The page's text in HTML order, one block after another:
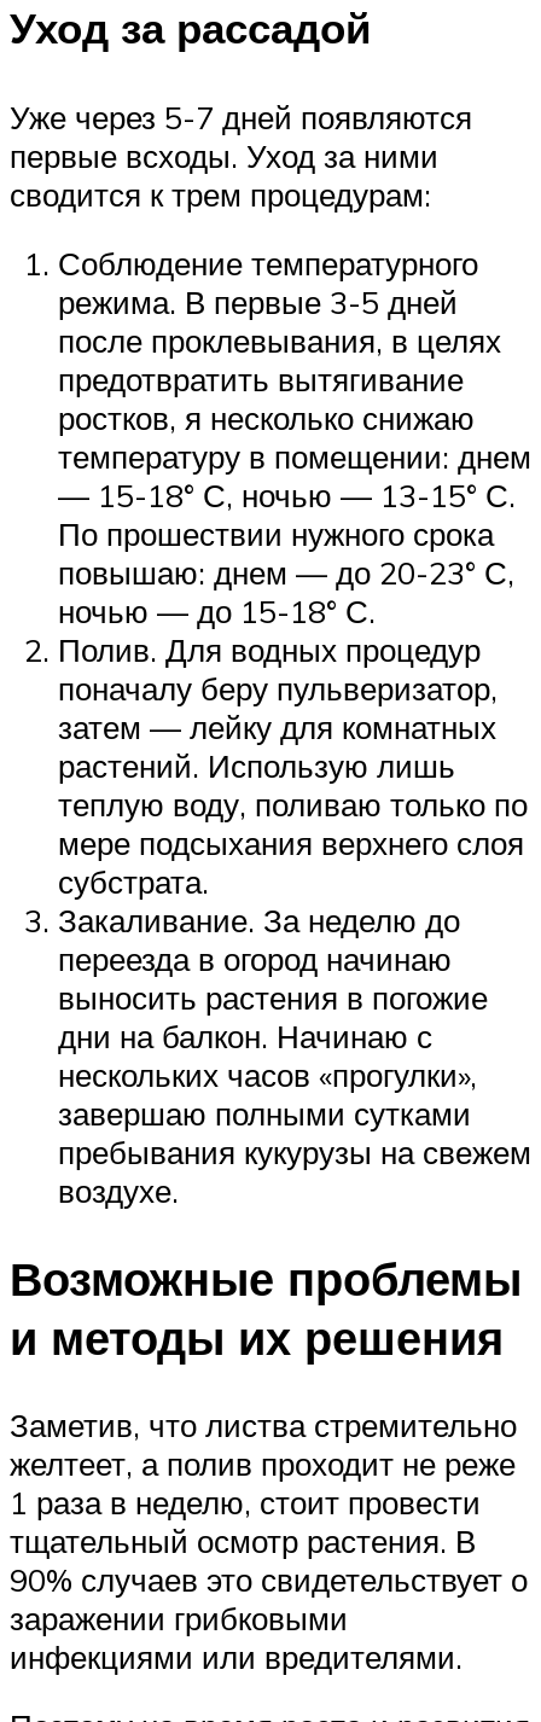
Уход за рассадой
Уже через 5-7 дней появляются
первые всходы. Уход за ними
сводится к трем процедурам:
Соблюдение температурного
режима. В первые 3-5 дней
после проклевывания, в целях
предотвратить вытягивание
ростков, я несколько снижаю
температуру в помещении: днем
— 15-18° С, ночью — 13-15° С.
По прошествии нужного срока
повышаю: днем — до 20-23° С,
ночью — до 15-18° С.
Полив. Для водных процедур
поначалу беру пульверизатор,
затем — лейку для комнатных
растений. Использую лишь
теплую воду, поливаю только по
мере подсыхания верхнего слоя
субстрата.
Закаливание. За неделю до
переезда в огород начинаю
выносить растения в погожие
дни на балкон. Начинаю с
нескольких часов «прогулки»,
завершаю полными сутками
пребывания кукурузы на свежем
воздухе.
Возможные проблемы
и методы их решения
Заметив, что листва стремительно
желтеет, а полив проходит не реже
1 раза в неделю, стоит провести
тщательный осмотр растения. В
90% случаев это свидетельствует о
заражении грибковыми
инфекциями или вредителями.